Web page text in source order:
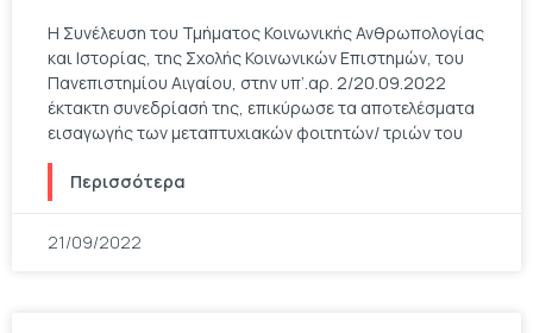
Η Συνέλευση του Τμήματος Κοινωνικής Ανθρωπολογίας
και Ιστορίας, της Σχολής Κοινωνικών Επιστημών, του
Πανεπιστημίου Αιγαίου, στην υπ’.αρ. 2/20.09.2022
έκτακτη συνεδρίασή της, επικύρωσε τα αποτελέσματα
εισαγωγής των μεταπτυχιακών φοιτητών/ τριών του
Περισσότερα
21/09/2022